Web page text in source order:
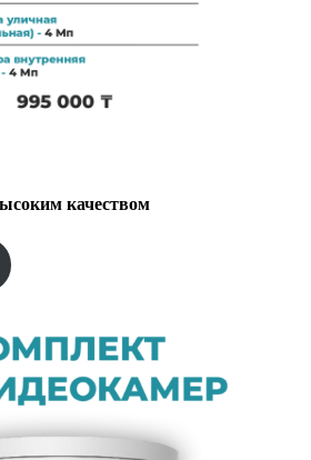
качеством